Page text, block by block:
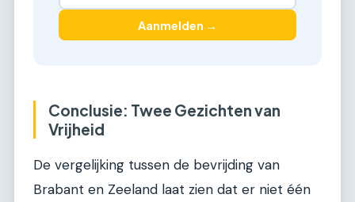
Aanmelden →
Conclusie: Twee Gezichten van
Vrijheid
De vergelijking tussen de bevrijding van
Brabant en Zeeland laat zien dat er niet één